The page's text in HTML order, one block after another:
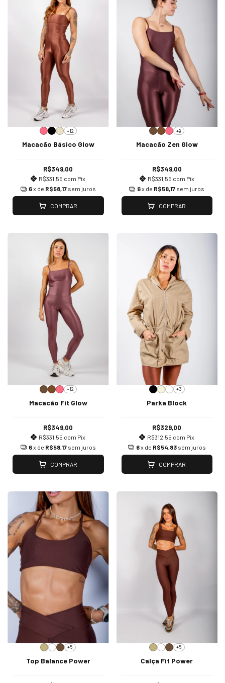
+12
Macacão Básico Glow
R$349,00
R$331,55 com Pix
6x de R$58,17 sem juros
COMPRAR
+9
Macacão Zen Glow
R$349,00
R$331,55 com Pix
6x de R$58,17 sem juros
COMPRAR
+12
Macacão Fit Glow
R$349,00
R$331,55 com Pix
6x de R$58,17 sem juros
COMPRAR
+3
Parka Block
R$329,00
R$312,55 com Pix
6x de R$54,83 sem juros
COMPRAR
+5
Top Balance Power
+5
Calça Fit Power